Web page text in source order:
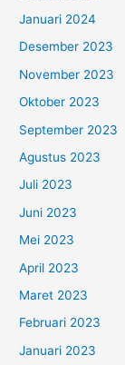
Januari 2024
Desember 2023
November 2023
Oktober 2023
September 2023
Agustus 2023
Juli 2023
Juni 2023
Mei 2023
April 2023
Maret 2023
Februari 2023
Januari 2023